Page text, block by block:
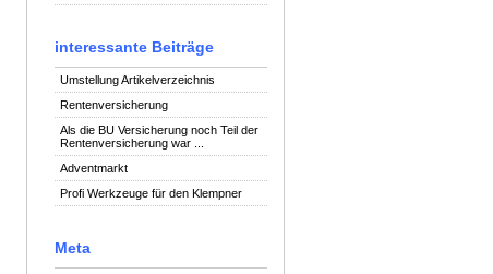
interessante Beiträge
Umstellung Artikelverzeichnis
Rentenversicherung
Als die BU Versicherung noch Teil der
Rentenversicherung war ...
Adventmarkt
Profi Werkzeuge für den Klempner
Meta